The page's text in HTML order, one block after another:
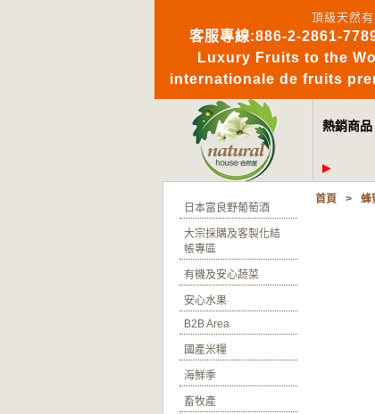
頂級天然
客服專線:886-2-2861-
Luxury Fruits to the
internationale de fruits
熱銷商品
日本富良野葡萄酒
大宗採購及客製化結
帳專區
有機及安心蔬菜
安心水果
B2B Area
國產米糧
海鮮季
畜牧產
首頁 > 蜂